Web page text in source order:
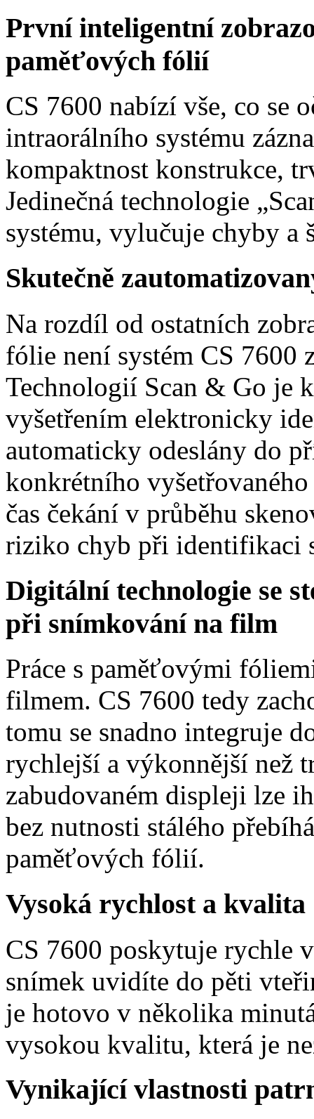
První inteligentní
paměťových fólií
CS 7600 nabízí vše, co se
intraorálního systému
kompaktnost konstrukce,
Jedinečná technologie
systému, vylučuje chyby a
Skutečně
Na rozdíl od ostatních
fólie není systém CS 7600
Technologií Scan & Go je
vyšetřením elektronicky
automaticky odeslány do
konkrétního
čas čekání v průběhu
riziko chyb při identifikaci
Digitální technologie se
při snímkování na film
Práce s paměťovými
filmem. CS 7600 tedy
tomu se snadno integruje
rychlejší a výkonnější než
zabudovaném displeji lze
bez nutnosti stálého
paměťových fólií.
Vysoká rychlost a kvalita
CS 7600 poskytuje rychle
snímek uvidíte do pěti
je hotovo v několika
vysokou kvalitu, která je
Vynikající vlastnosti